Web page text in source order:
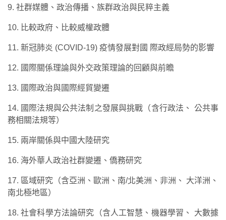
9. 社群媒體、政治傳播、族群政治與民粹主義
10. 比較政府、比較威權政體
11. 新冠肺炎 (COVID-19) 疫情發展對國 際政經局勢的影響
12. 國際關係理論與外交政策理論的回顧與前瞻
13. 國際政治與國際經貿變遷
14. 國際法規與公共法制之發展與挑戰（含行政法、 公共事
務相關法規等）
15. 兩岸關係與中國大陸研究
16. 海外華人政治社群變遷、僑務研究
17. 區域研究（含亞洲、歐洲、南/北美洲、非洲、 大洋洲、
南北極地區）
18. 社會科學方法論研究（含人工智慧、機器學習、 大數據